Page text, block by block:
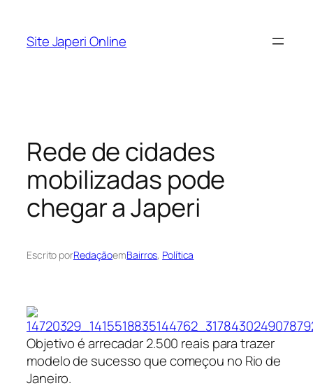
Site Japeri Online
Rede de cidades
mobilizadas pode
chegar a Japeri
Escrito porRedaçãoemBairros, Política
Objetivo é arrecadar 2.500 reais para trazer
modelo de sucesso que começou no Rio de
Janeiro.